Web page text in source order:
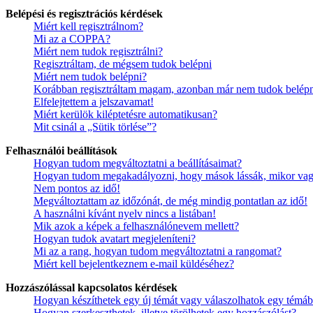
Belépési és regisztrációs kérdések
Miért kell regisztrálnom?
Mi az a COPPA?
Miért nem tudok regisztrálni?
Regisztráltam, de mégsem tudok belépni
Miért nem tudok belépni?
Korábban regisztráltam magam, azonban már nem tudok
Elfelejtettem a jelszavamat!
Miért kerülök kiléptetésre automatikusan?
Mit csinál a „Sütik törlése”?
Felhasználói beállítások
Hogyan tudom megváltoztatni a beállításaimat?
Hogyan tudom megakadályozni, hogy mások lássák, mikor
Nem pontos az idő!
Megváltoztattam az időzónát, de még mindig pontatlan az idő!
A használni kívánt nyelv nincs a listában!
Mik azok a képek a felhasználónevem mellett?
Hogyan tudok avatart megjeleníteni?
Mi az a rang, hogyan tudom megváltoztatni a rangomat?
Miért kell bejelentkeznem e-mail küldéséhez?
Hozzászólással kapcsolatos kérdések
Hogyan készíthetek egy új témát vagy válaszolhatok egy